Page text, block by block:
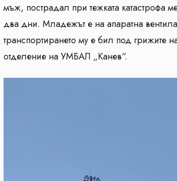
мъж, пострадал при тежката катастрофа
два дни. Младежът е на апаратна
транспортирането му е бил под грижите
отделение на УМБАЛ „Канев“.